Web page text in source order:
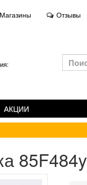
Магазины Отзывы
АКЦИИ
85F484y